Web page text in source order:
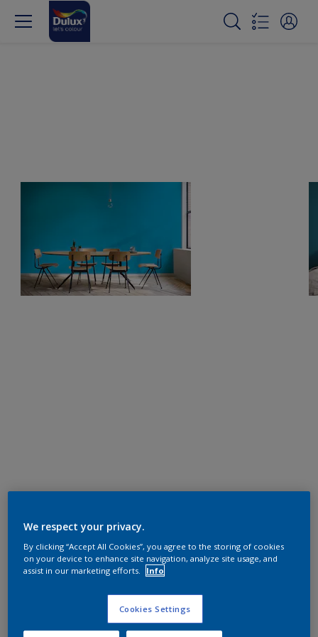
We respect your privacy.
By clicking “Accept All Cookies”, you agree to the storing of cookies
on your device to enhance site navigation, analyze site usage, and
assist in our marketing efforts.
Info
Cookies Settings